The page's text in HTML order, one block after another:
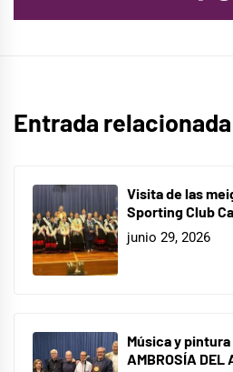
Entrada relacionada
Visita de las
Sporting Club
junio 29, 2026
Música y
AMBROSÍA DEL